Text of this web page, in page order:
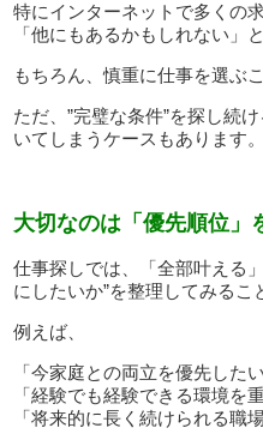
特にインターネットで多くの
「他にもあるかもしれない」
もちろん、慎重に仕事を選ぶ
ただ、”完璧な条件”を探し続
いてしまうケースもあります。
大切なのは「優先順位
仕事探しでは、「全部叶える
にしたいか”を整理してみるこ
例えば、
「今家庭との両立を優先したい
「経験でも経験できる環境を
「将来的に長く続けられる職